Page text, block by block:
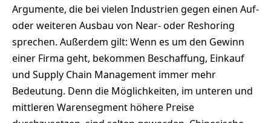
Argumente, die bei vielen Industrien gegen einen Auf-
oder weiteren Ausbau von Near- oder Reshoring
sprechen. Außerdem gilt: Wenn es um den Gewinn
einer Firma geht, bekommen Beschaffung, Einkauf
und Supply Chain Management immer mehr
Bedeutung. Denn die Möglichkeiten, im unteren und
mittleren Warensegment höhere Preise